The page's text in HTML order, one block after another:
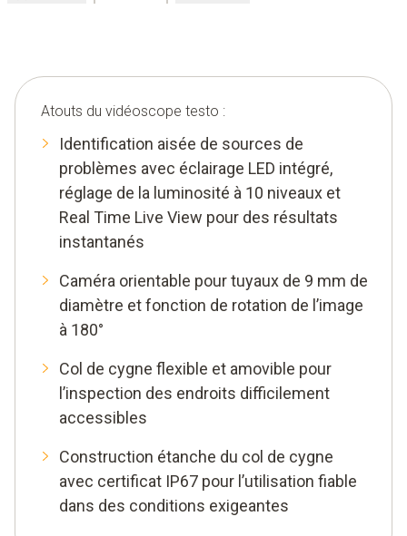
Atouts du vidéoscope testo :
Identification aisée de sources de
problèmes avec éclairage LED intégré,
réglage de la luminosité à 10 niveaux et
Real Time Live View pour des résultats
instantanés
Caméra orientable pour tuyaux de 9 mm de
diamètre et fonction de rotation de l’image
à 180°
Col de cygne flexible et amovible pour
l’inspection des endroits difficilement
accessibles
Construction étanche du col de cygne
avec certificat IP67 pour l’utilisation fiable
dans des conditions exigeantes